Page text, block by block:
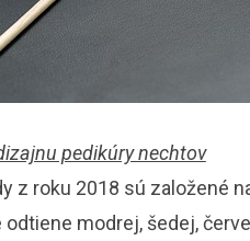
pedikúry nechtov
z roku 2018 sú založené
modrej, šedej,